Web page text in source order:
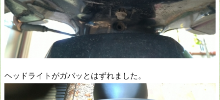
ヘッドライトがガバッとはずれました。